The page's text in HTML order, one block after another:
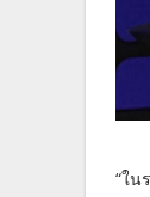
“ใน